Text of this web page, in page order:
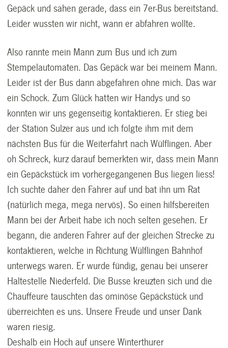
Gepäck und sahen gerade, dass ein 7er-Bus bereitstand.
Leider wussten wir nicht, wann er abfahren wollte.
Also rannte mein Mann zum Bus und ich zum
Stempelautomaten. Das Gepäck war bei meinem Mann.
Leider ist der Bus dann abgefahren ohne mich. Das war
ein Schock. Zum Glück hatten wir Handys und so
konnten wir uns gegenseitig kontaktieren. Er stieg bei
der Station Sulzer aus und ich folgte ihm mit dem
nächsten Bus für die Weiterfahrt nach Wülflingen. Aber
oh Schreck, kurz darauf bemerkten wir, dass mein Mann
ein Gepäckstück im vorhergegangenen Bus liegen liess!
Ich suchte daher den Fahrer auf und bat ihn um Rat
(natürlich mega, mega nervös). So einen hilfsbereiten
Mann bei der Arbeit habe ich noch selten gesehen. Er
begann, die anderen Fahrer auf der gleichen Strecke zu
kontaktieren, welche in Richtung Wülflingen Bahnhof
unterwegs waren. Er wurde fündig, genau bei unserer
Haltestelle Niederfeld. Die Busse kreuzten sich und die
Chauffeure tauschten das ominöse Gepäckstück und
überreichten es uns. Unsere Freude und unser Dank
waren riesig.
Deshalb ein Hoch auf unsere Winterthurer